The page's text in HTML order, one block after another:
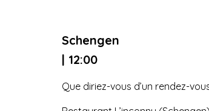
Schengen
| 12:00
Que diriez-vous d’un rendez-